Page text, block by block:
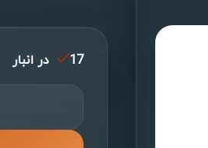
17 در انبار